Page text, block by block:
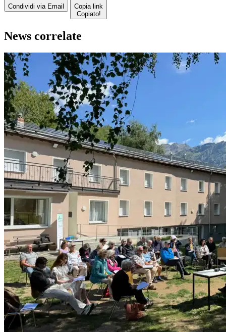
Condividi via Email
Copia link
Copiato!
News correlate